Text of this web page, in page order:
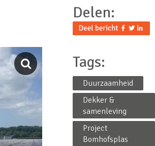
Delen:
Tags:
Duurzaamheid
Dekker &
samenleving
Project
Bomhofsplas